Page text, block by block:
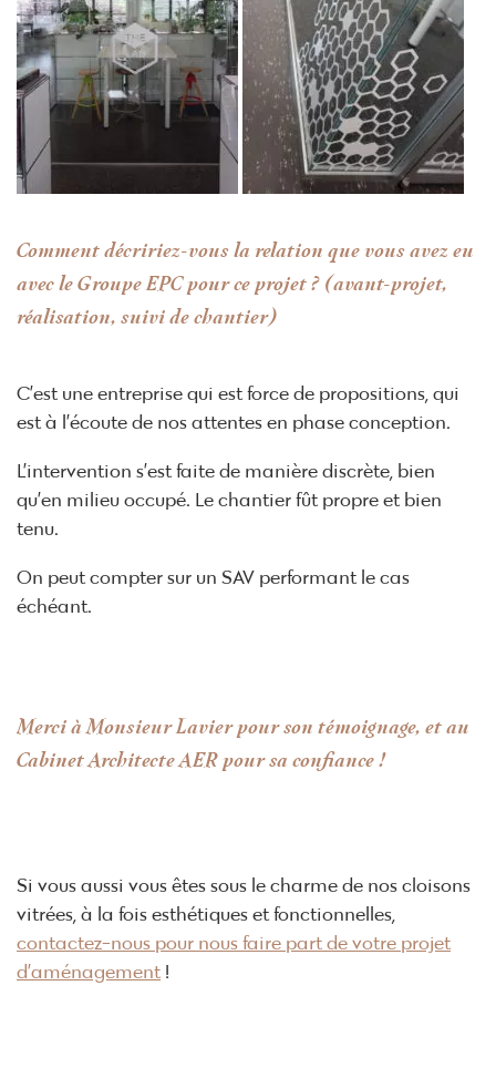
Comment décririez-vous la relation que vous avez eu
avec le Groupe EPC pour ce projet ? (avant-projet,
réalisation, suivi de chantier)
C’est une entreprise qui est force de propositions, qui
est à l’écoute de nos attentes en phase conception.
L’intervention s’est faite de manière discrète, bien
qu’en milieu occupé. Le chantier fût propre et bien
tenu.
On peut compter sur un SAV performant le cas
échéant.
Merci à Monsieur Lavier pour son témoignage, et au
Cabinet Architecte AER pour sa confiance !
Si vous aussi vous êtes sous le charme de nos cloisons
vitrées, à la fois esthétiques et fonctionnelles,
contactez-nous pour nous faire part de votre projet
d’aménagement !